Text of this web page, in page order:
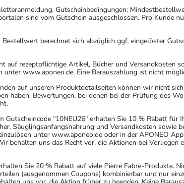
Gutscheinbedingungen:
sind vom Gutschein ausgeschlossen. Pro Kunde
berechnet sich abzüglich ggf. eingelöster
auf rezeptpflichtige Artikel, Bücher und Versandkosten
www.aponeo.de. Eine Barauszahlung ist nicht
auf unseren Produktdetailseiten können wir nicht
haben. Bewertungen, bei denen bei der Prüfung des
Gutscheincode "10NEU26" erhalten Sie 10 % Rabatt
Säuglingsanfangsnahrung und Versandkosten sowie
unter www.aponeo.de oder in der APONEO
behalten uns das Recht vor, die Aktionen bei
Sie 20 % Rabatt auf viele Pierre Fabre-Produkte.
(ausgenommen Coupons) kombinierbar und nur